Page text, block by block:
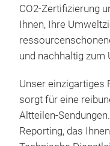
CO2-Zertifizierung
Ihnen, Ihre
und nachhaltig zum
Unser einzigartiges
sorgt für eine
Altteilen-
Reporting, das